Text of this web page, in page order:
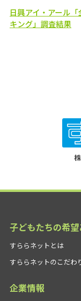
日興アイ・アール
キング」調査結果
子どもたちの希
すららネットとは
すららネットのこだわ
企業情報